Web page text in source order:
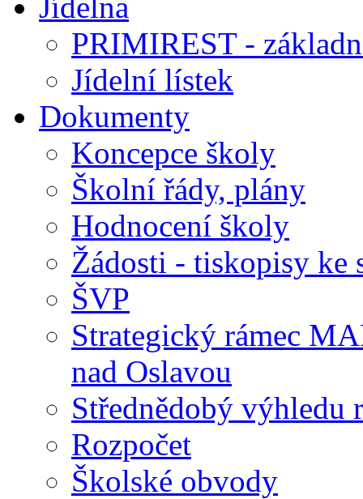
PRIMIREST -
Jídelní lístek
Dokumenty
Koncepce školy
Školní řády, plány
Hodnocení školy
Žádosti - tiskopisy ke
ŠVP
Strategický rámec
nad Oslavou
Střednědobý výhledu
Rozpočet
Školské obvody